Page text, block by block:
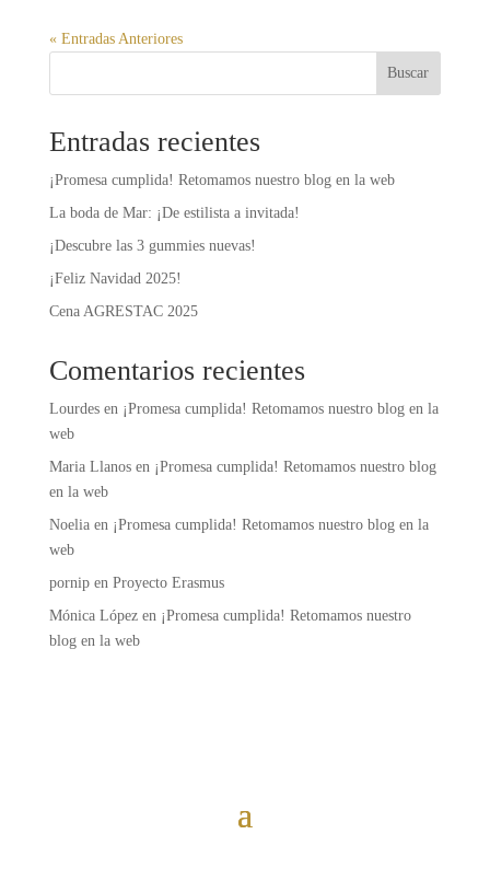
« Entradas Anteriores
Buscar
Entradas recientes
¡Promesa cumplida! Retomamos nuestro blog en la web
La boda de Mar: ¡De estilista a invitada!
¡Descubre las 3 gummies nuevas!
¡Feliz Navidad 2025!
Cena AGRESTAC 2025
Comentarios recientes
Lourdesen ¡Promesa cumplida! Retomamos nuestro blog en la
web
Maria Llanosen ¡Promesa cumplida! Retomamos nuestro blog
en la web
Noeliaen ¡Promesa cumplida! Retomamos nuestro blog en la
web
pornipen Proyecto Erasmus
Mónica Lópezen ¡Promesa cumplida! Retomamos nuestro
blog en la web